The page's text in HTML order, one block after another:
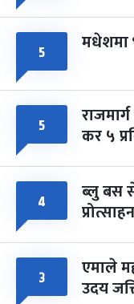
५ मधेशमा
५ कर ५
४ ब्लु बस
३ एमाले
उदय